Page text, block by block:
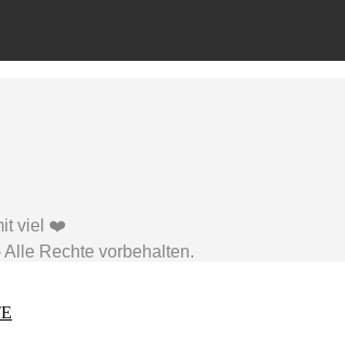
viel ❤️
Rechte vorbehalten.